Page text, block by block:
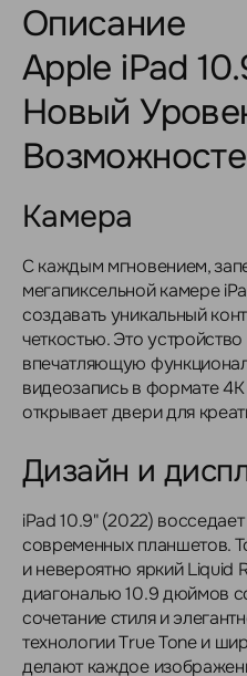
Описание
Apple iPad
Новый
Камера
С каждым мгновением,
мегапиксельной камере
создавать уникальный
четкостью. Это
впечатляющую
видеозапись в формате
открывает двери для
Дизайн и
iPad 10.9" (2022)
современных планшетов.
и невероятно яркий Liquid
диагональю 10.9 дюймов
сочетание стиля и
технологии True Tone и
делают каждое